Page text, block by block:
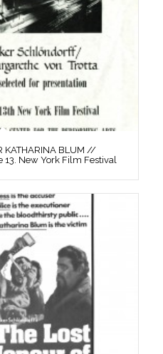
KATHARINA BLUM //
New York Film Festival